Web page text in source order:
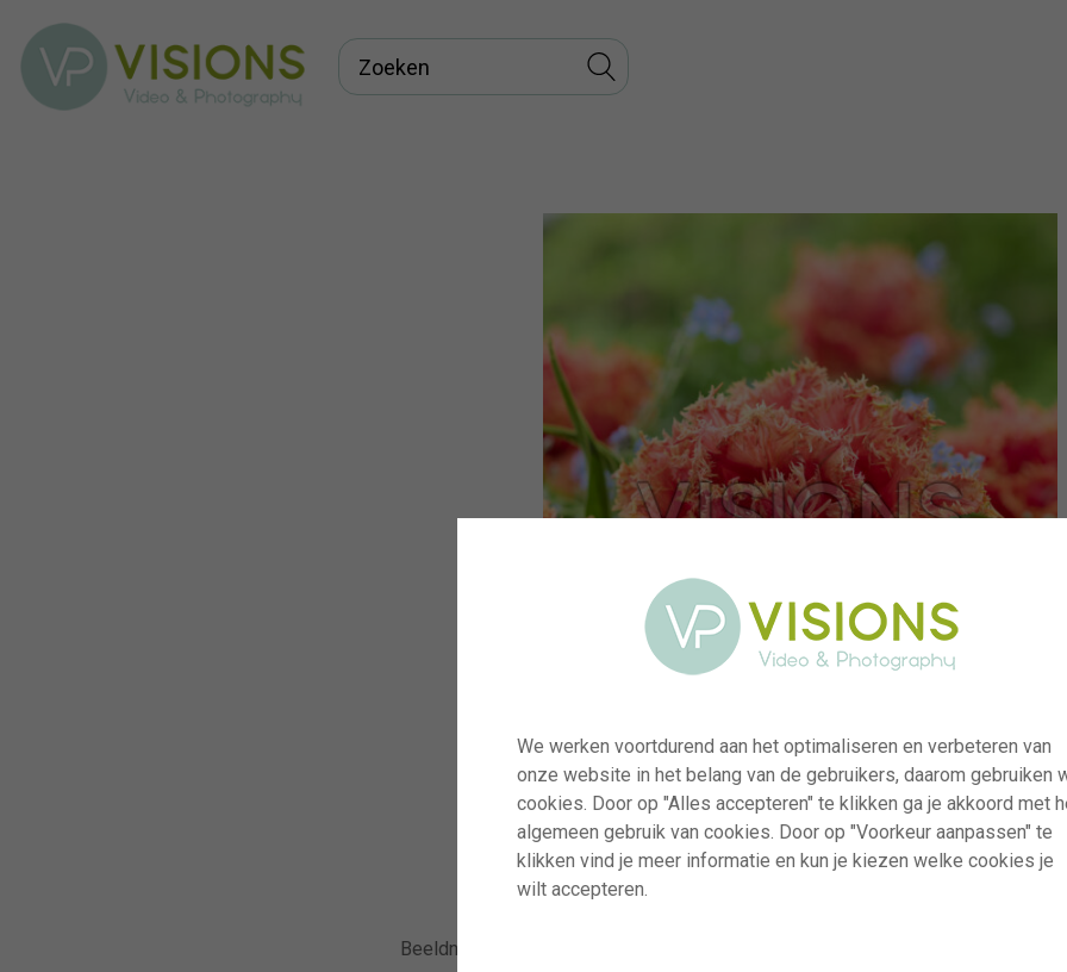
Beeldnummer
We werken voortdurend aan het optimaliseren en verbeteren van
onze website in het belang van de gebruikers, daarom gebruiken
cookies. Door op "Alles accepteren" te klikken ga je akkoord met
algemeen gebruik van cookies. Door op "Voorkeur aanpassen" te
klikken vind je meer informatie en kun je kiezen welke cookies je
wilt accepteren.